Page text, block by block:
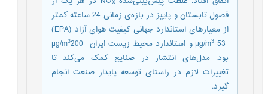
X
فصول تابستان و پاییز در بازه‌ی زمانی 24 ساعته کمتر
از معیارهای استاندارد جهانی کیفیت هوای آزاد (EPA)
3 53 و استاندارد محیط زیست ‌ایران µg/m 3200
بود. مدل‌های انتشار در صنایع کمک می‌کند تا
تغییرات لازم در راستای توسعه پایدار صنعت انجام
گیرد.